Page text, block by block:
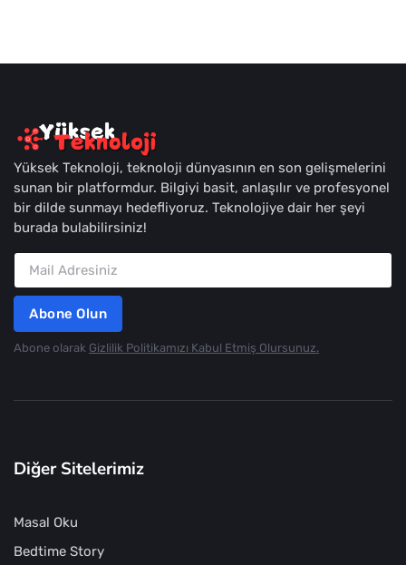
Yüksek Teknoloji, teknoloji dünyasının en son gelişmelerini
sunan bir platformdur. Bilgiyi basit, anlaşılır ve profesyonel
bir dilde sunmayı hedefliyoruz. Teknolojiye dair her şeyi
burada bulabilirsiniz!
Abone Olun
Abone olarak Gizlilik Politikamızı Kabul Etmiş Olursunuz.
Diğer Sitelerimiz
Masal Oku
Bedtime Story